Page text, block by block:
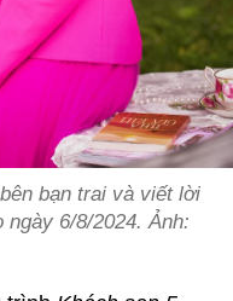
bạn trai và viết lời
6/8/2024. Ảnh: